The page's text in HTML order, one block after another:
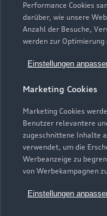
Performance Cookies
darüber, wie unsere
Anzahl der Besuche,
werden zur
Einstellungen
Marketing Cookies
Marketing Cookies
Benutzer relevantere
zugeschnittene Inhalte
verwendet, um die
Werbeanzeige zu
von Werbekampagnen
Einstellungen
Mendener
Kontaktdaten